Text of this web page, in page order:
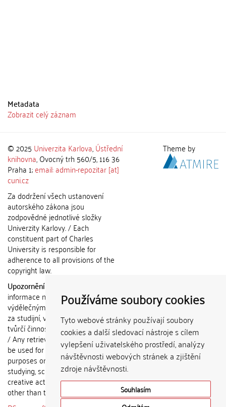
Používáme soubory cookies
Tyto webové stránky používají soubory
cookies a další sledovací nástroje s cílem
vylepšení uživatelského prostředí, analýzy
návštěvnosti webových stránek a zjištění
zdroje návštěvnosti.
Souhlasím
Metadata
Zobrazit celý záznam
© 2025 Univerzita Karlova,Ústřední
knihovna, Ovocný trh 560/5, 116 36
Praha 1;email: admin-repozitar [at]
cuni.cz
Za dodržení všech ustanovení
autorského zákona jsou
zodpovědné jednotlivé složky
Univerzity Karlovy. / Each
constituent part of Charles
University is responsible for
adherence to all provisions of the
copyright law.
Upozornění / Notice:
informace nemohou být použity k
výdělečným účelům nebo vydávány
za studijní, vědeckou nebo jinou
tvůrčí činnost jiné osoby než autora.
/ Any retrieved information shall not
be used for any commercial
purposes or claimed as results of
studying, scientific or any other
creative activities of any person
other than the author.
Theme by